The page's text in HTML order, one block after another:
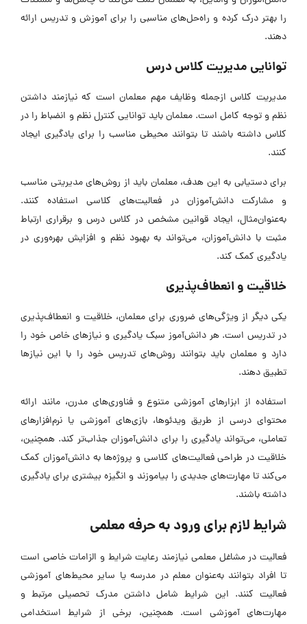
را بهتر درک کرده و راه‌حل‌های مناسبی را برای آموزش و تدریس ارائه
دهند.
توانایی مدیریت کلاس درس
مدیریت کلاس ازجمله وظایف مهم معلمان است که نیازمند داشتن
نظم و توجه کامل است. معلمان باید توانایی کنترل نظم و انضباط را در
کلاس داشته باشند تا بتوانند محیطی مناسب را برای یادگیری ایجاد
کنند.
برای دستیابی به این هدف، معلمان باید از روش‌های مدیریتی مناسب
و مشارکت دانش‌آموزان در فعالیت‌های کلاسی استفاده کنند.
به‌عنوان‌مثال، ایجاد قوانین مشخص در کلاس درس و برقراری ارتباط
مثبت با دانش‌آموزان، می‌تواند به بهبود نظم و افزایش بهره‌وری در
یادگیری کمک کند.
خلاقیت و انعطاف‌پذیری
یکی دیگر از ویژگی‌های ضروری برای معلمان، خلاقیت و انعطاف‌پذیری
در تدریس است. هر دانش‌آموز سبک یادگیری و نیازهای خاص خود را
دارد و معلمان باید بتوانند روش‌های تدریس خود را با این نیازها
تطبیق دهند.
استفاده از ابزارهای آموزشی متنوع و فناوری‌های مدرن، مانند ارائه
محتوای درسی از طریق ویدئوها، بازی‌های آموزشی یا نرم‌افزارهای
تعاملی، می‌تواند یادگیری را برای دانش‌آموزان جذاب‌تر کند. همچنین،
خلاقیت در طراحی فعالیت‌های کلاسی و پروژه‌ها به دانش‌آموزان کمک
می‌کند تا مهارت‌های جدیدی را بیاموزند و انگیزه بیشتری برای یادگیری
داشته باشند.
شرایط لازم برای ورود به حرفه معلمی
فعالیت در مشاغل معلمی نیازمند رعایت شرایط و الزامات خاصی است
تا افراد بتوانند به‌عنوان معلم در مدرسه یا سایر محیط‌های آموزشی
فعالیت کنند. این شرایط شامل داشتن مدرک تحصیلی مرتبط و
مهارت‌های آموزشی است. همچنین، برخی از شرایط استخدامی